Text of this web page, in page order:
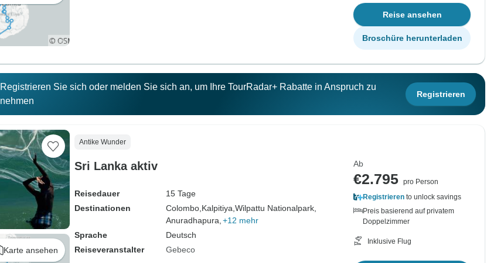
Reise ansehen
Broschüre herunterladen
Registrieren Sie sich oder melden Sie sich an, um Ihre TourRadar+ Rabatte in Anspruch zu
nehmen
Registrieren
Karte ansehen
Antike Wunder
Sri Lanka aktiv
Reisedauer
15 Tage
Destinationen
Colombo, Kalpitiya, Wilpattu Nationalpark,
Anuradhapura, +12 mehr
Sprache
Deutsch
Reiseveranstalter
Gebeco
Ab
€2.795 pro Person
Registrieren to unlock savings
Preis basierend auf privatem
Doppelzimmer
Inklusive Flug